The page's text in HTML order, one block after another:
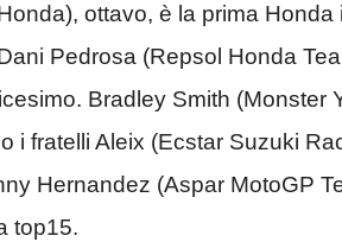
ottavo, è la prima
Pedrosa (Repsol Honda
Bradley Smith (Monster
i fratelli Aleix (Ecstar Suzuki
Hernandez (Aspar MotoGP
top15.